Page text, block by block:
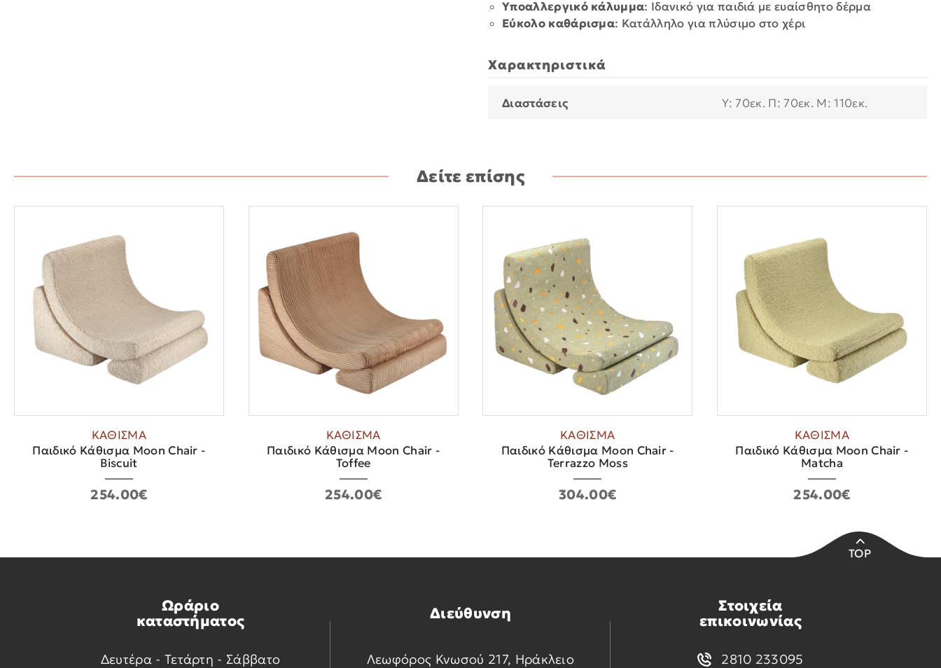
Υποαλλεργικό κάλυμμα: Ιδανικό για παιδιά με ευαίσθητο δέρμα
Εύκολο καθάρισμα: Κατάλληλο για πλύσιμο στο χέρι
Χαρακτηριστικά
Διαστάσεις Υ: 70εκ. Π: 70εκ. Μ: 110εκ.
Δείτε επίσης
ΚΑΘΙΣΜΑ
Παιδικό Κάθισμα Moon Chair -
Biscuit
254.00€
ΚΑΘΙΣΜΑ
Παιδικό Κάθισμα Moon Chair -
Toffee
254.00€
ΚΑΘΙΣΜΑ
Παιδικό Κάθισμα Moon Chair -
Terrazzo Moss
304.00€
ΚΑΘΙΣΜΑ
Παιδικό Κάθισμα Moon Chair -
Matcha
254.00€
TOP
Ωράριο
καταστήματος
Δευτέρα - Τετάρτη - Σάββατο
Διεύθυνση
Λεωφόρος Κνωσού 217, Ηράκλειο
Στοιχεία
επικοινωνίας
2810 233095